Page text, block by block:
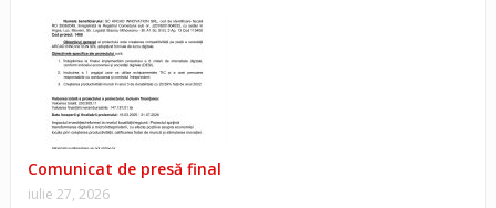
Comunicat de presă final
iulie 27, 2026